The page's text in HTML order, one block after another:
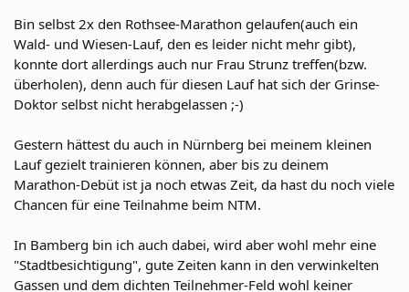
Bin selbst 2x den Rothsee-Marathon gelaufen(auch ein
Wald- und Wiesen-Lauf, den es leider nicht mehr gibt),
konnte dort allerdings auch nur Frau Strunz treffen(bzw.
überholen), denn auch für diesen Lauf hat sich der Grinse-
Doktor selbst nicht herabgelassen ;-)
Gestern hättest du auch in Nürnberg bei meinem kleinen
Lauf gezielt trainieren können, aber bis zu deinem
Marathon-Debüt ist ja noch etwas Zeit, da hast du noch viele
Chancen für eine Teilnahme beim NTM.
In Bamberg bin ich auch dabei, wird aber wohl mehr eine
"Stadtbesichtigung", gute Zeiten kann in den verwinkelten
Gassen und dem dichten Teilnehmer-Feld wohl keiner